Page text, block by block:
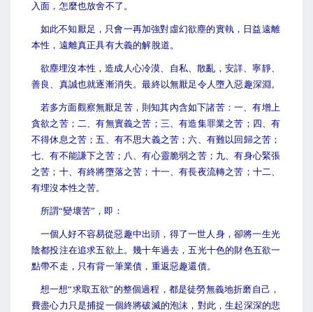
入面，怎麼也放舍不了。
如此不知厭足，只會一再加強對虛幻欲塵的實執，日益遠離
本性，遠離真正具有大義的解脫道。
欲塵埋沒本性，造成人心冷漠、自私、散亂，安詳、寧靜、
善良、真誠也就逐漸消失。最終以無厭足令人墮入惡趣深淵。
若多方面觀察無厭足苦，則知其內含如下諸苦：一、有增上
貪欲之苦；二、有無實義之苦；三、有造集罪業之苦；四、有
不得休息之苦；五、有不思大義之苦；六、有難以回歸之苦；
七、有不能謙下之苦；八、有心靈脆弱之苦；九、有身心緊張
之苦；十、有終將墮落之苦；十一、有長夜流轉之苦；十二、
有埋沒本性之苦。
所謂“變壞苦”，即：
一個人好不容易從惡趣中出頭，得了一世人身，卻將一生光
陰都投注在追求五欲上。幾十年過去，五光十色的財色五欲一
點帶不走，只有背一筆業債，重返惡趣還債。
想一想“求取五欲”的整個過程，都是徒勞無義地折磨自己，
費盡心力只是捕捉一個終將破滅的泡沫，對此，生起深深的悲